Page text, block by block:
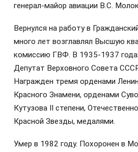
генерал-майор авиации В.С.
Вернулся на работу в
много лет возглавлял Высшую
комиссию ГВФ. В 1935-1937
Депутат Верховного Совета
Награжден тремя орденами
Красного Знамени, орденами
Кутузова II степени,
Красной Звезды, медалями.
Умер в 1982 году. Похоронен в